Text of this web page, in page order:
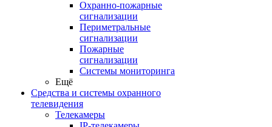
Охранно-пожарные
сигнализации
Периметральные
сигнализации
Пожарные
сигнализации
Системы мониторинга
Ещё
Средства и системы охранного
телевидения
Телекамеры